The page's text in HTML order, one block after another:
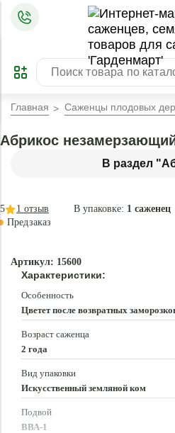
ПРЕДЗАКАЗ
ЗАБРОНИРОВАТЬ
ЛУЧШЕЕ
Главная Саженцы плодовых
В раздел
Абрикос
В упаковке: 1 саженец
5 1 отзыв
Предзаказ
Артикул: 15600
Характеристики:
Особенность
Цветет после возвратных
Возраст саженца
2 года
Вид упаковки
Искусственный земляной ком
Подвой
ВВА-1